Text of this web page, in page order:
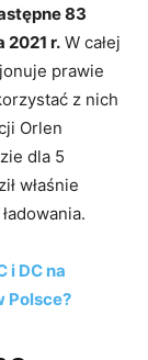
83
2021 r. W całej
prawie
z nich
Orlen
dla 5
właśnie
i DC na
Polsce?